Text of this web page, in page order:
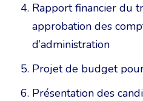
Rapport financier du
approbation des
d’administration
Projet de budget
Présentation des